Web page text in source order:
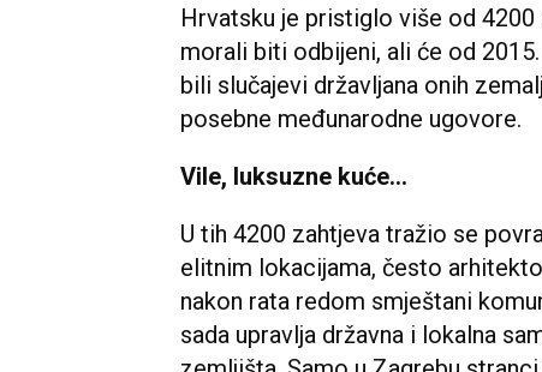
Hrvatsku je pristiglo više od
morali biti odbijeni, ali će od
bili slučajevi državljana onih
posebne međunarodne ugovore.
Vile, luksuzne kuće...
U tih 4200 zahtjeva tražio se
elitnim lokacijama, često
nakon rata redom smještani
sada upravlja državna i lokalna